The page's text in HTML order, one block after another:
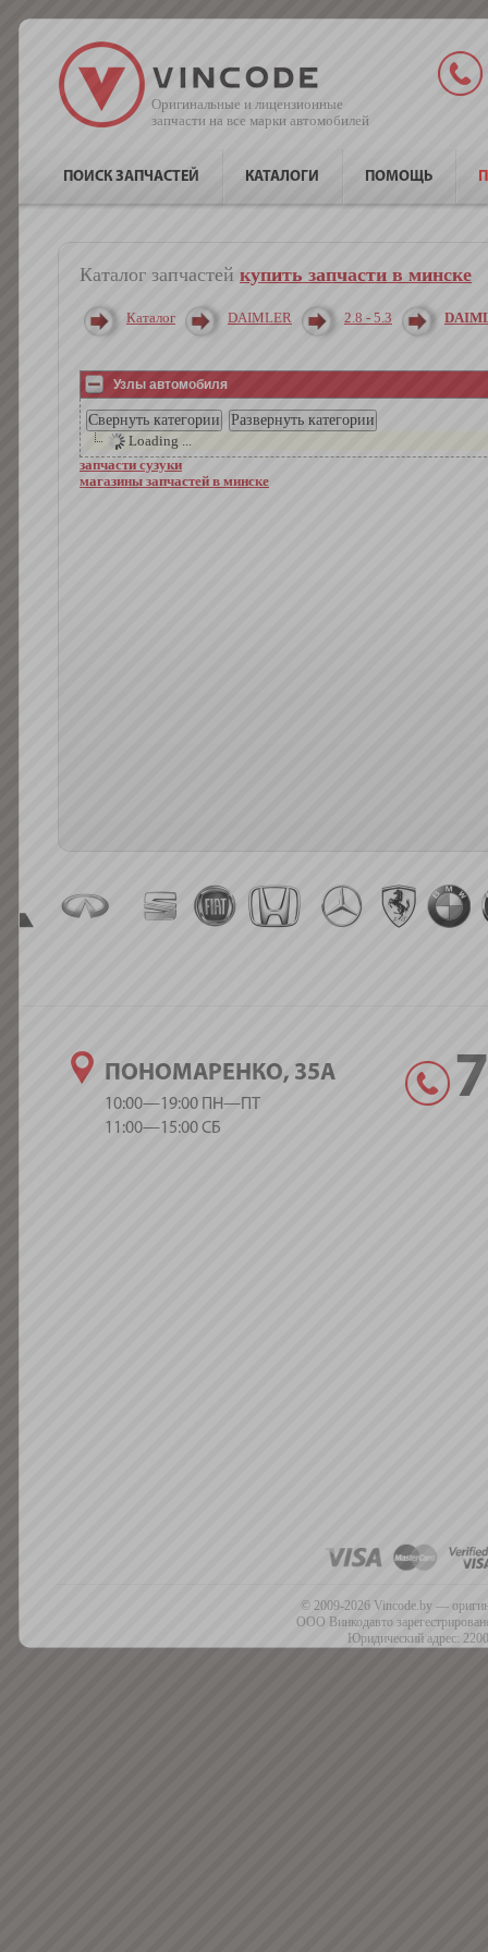
Оригинальные и лицензионные
запчасти на все марки автомобилей
ПОИСК ЗАПЧАСТЕЙ КАТАЛОГИ ПОМОЩЬ
Каталог запчастей купить запчасти в минске
Каталог DAIMLER 2.8 - 5.3
Узлы автомобиля
Loading ...
запчасти сузуки
магазины запчастей в минске
ПОНОМАРЕНКО, 35А
10:00—19:00 ПН—ПТ
11:00—15:00 СБ
© 2009-2026 Vincode.by —
ООО Винкодавто
Юридический адрес: